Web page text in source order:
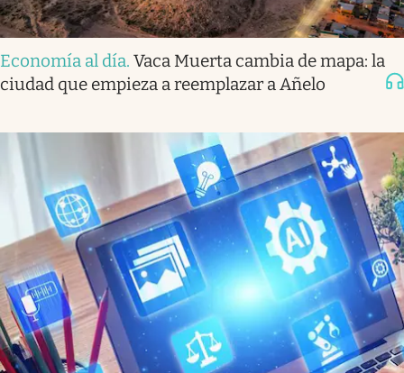
Economía al día. Vaca Muerta cambia de mapa: la
ciudad que empieza a reemplazar a Añelo